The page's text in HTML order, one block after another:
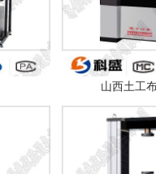
山西土工